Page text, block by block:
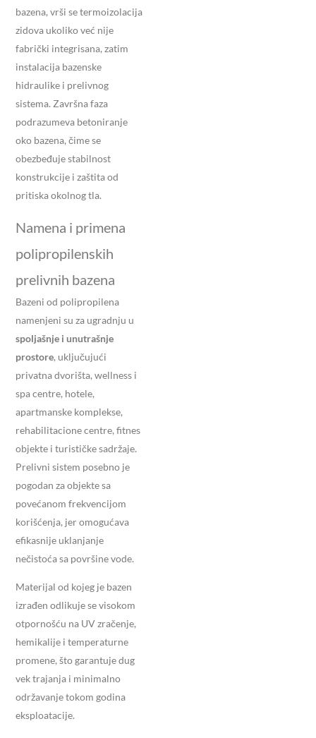
bazena, vrši se termoizolacija
zidova ukoliko već nije
fabrički integrisana, zatim
instalacija bazenske
hidraulike i prelivnog
sistema. Završna faza
podrazumeva betoniranje
oko bazena, čime se
obezbeđuje stabilnost
konstrukcije i zaštita od
pritiska okolnog tla.
Namena i primena
polipropilenskih
prelivnih bazena
Bazeni od polipropilena
namenjeni su za ugradnju u
spoljašnje i unutrašnje
prostore, uključujući
privatna dvorišta, wellness i
spa centre, hotele,
apartmanske komplekse,
rehabilitacione centre, fitnes
objekte i turističke sadržaje.
Prelivni sistem posebno je
pogodan za objekte sa
povećanom frekvencijom
korišćenja, jer omogućava
efikasnije uklanjanje
nečistoća sa površine vode.
Materijal od kojeg je bazen
izrađen odlikuje se visokom
otpornošću na UV zračenje,
hemikalije i temperaturne
promene, što garantuje dug
vek trajanja i minimalno
održavanje tokom godina
eksploatacije.